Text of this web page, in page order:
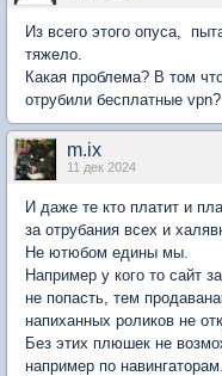
Из всего этого опуса,
тяжело.
Какая проблема? В том
отрубили бесплатные vpn?
m.ix
11 дек 2024
И даже те кто платит и
за отрубания всех и
Не ютюбом едины мы.
Например у кого то сайт
не попасть, тем
напиханных роликов не
Без этих плюшек не
например по навингаторам.